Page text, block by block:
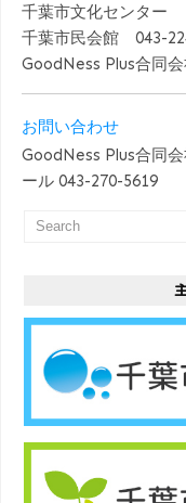
千葉市文化センター
千葉市民会館 043-
GoodNess Plus合同
お問い合わせ
GoodNess Plus合同
ール 043-270-5619